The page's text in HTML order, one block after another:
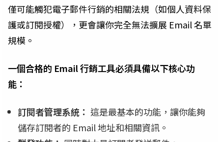
僅可能觸犯電子郵件行銷的相關法規（如個人資料保
護或訂閱授權），更會讓你完全無法擴展 Email 名單
規模。
一個合格的 Email 行銷工具必須具備以下核心功
能：
訂閱者管理系統： 這是最基本的功能，讓你能夠
儲存訂閱者的 Email 地址和相關資訊。